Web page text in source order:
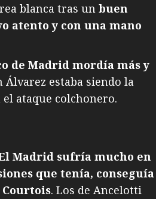
blanca tras un buen
atento y con una mano
de Madrid mordía más y
Álvarez estaba siendo la
ataque colchonero.
Madrid sufría mucho en
que tenía, conseguía
. Los de Ancelotti